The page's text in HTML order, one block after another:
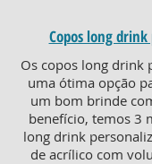
Copos long
Os copos long drink
uma ótima opção
um bom brinde
benefício, temos 3
long drink
de acrílico com